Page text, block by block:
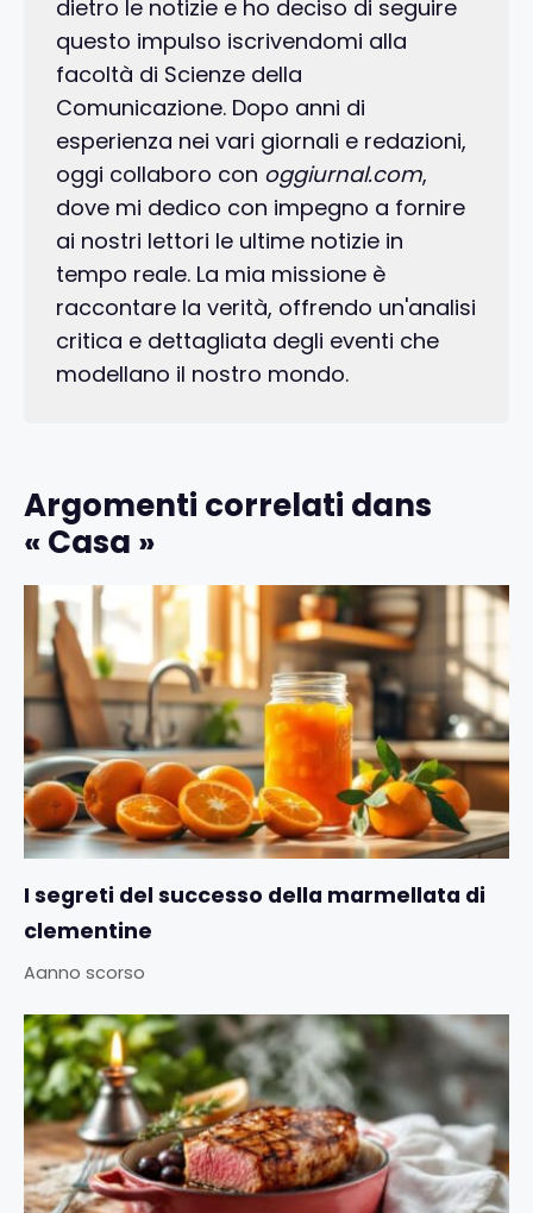
dietro le notizie e ho deciso di seguire
questo impulso iscrivendomi alla
facoltà di Scienze della
Comunicazione. Dopo anni di
esperienza nei vari giornali e redazioni,
oggi collaboro con oggiurnal.com,
dove mi dedico con impegno a fornire
ai nostri lettori le ultime notizie in
tempo reale. La mia missione è
raccontare la verità, offrendo un'analisi
critica e dettagliata degli eventi che
modellano il nostro mondo.
Argomenti correlati dans
« Casa »
I segreti del successo della marmellata di
clementine
Aanno scorso